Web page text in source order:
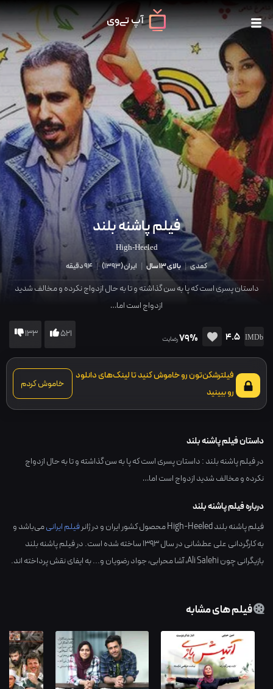
فیلم پاشنه بلند
High-Heeled
کمدی | بالای 13 سال | ایران(
1393
)
|
داستان پسری است که پا به سن گذاشته و تا به حال ازدواج نکرده و مخالف شدید
ازدواج است اما…
4.5
79%رضایت 521
133
فیلترشکن‌تون رو خاموش کنید تا لینک‌های دانلود
رو ببینید
خاموش کردم
داستان فیلم پاشنه بلند
در فیلم پاشنه بلند : داستان پسری است که پا به سن گذاشته و تا به حال ازدواج
نکرده و مخالف شدید ازدواج است اما…
درباره فیلم پاشنه بلند
فیلم پاشنه بلند High-Heeled محصول کشور ایرانو در ژانرفیلم ایرانیمی‌باشد و
به کارگردانیعلی عطشانیدر سال1393ساخته شده است. در فیلم پاشنه بلند
بازیگرانی چونAli Salehi،آشا محرابی،جواد رضویانو... به ایفای نقش پرداخته اند.
فیلم های مشابه